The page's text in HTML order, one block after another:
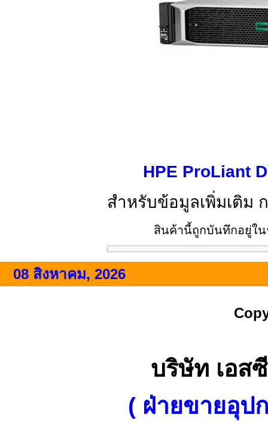
HPE ProLiant
สำหรับข้อมูลเพิ่มเติม
สินค้านี้ถูกบันทึกอยู่ใน
08 สิงหาคม, 2026
บริษัท เอส
( ฝ่ายขายอุป